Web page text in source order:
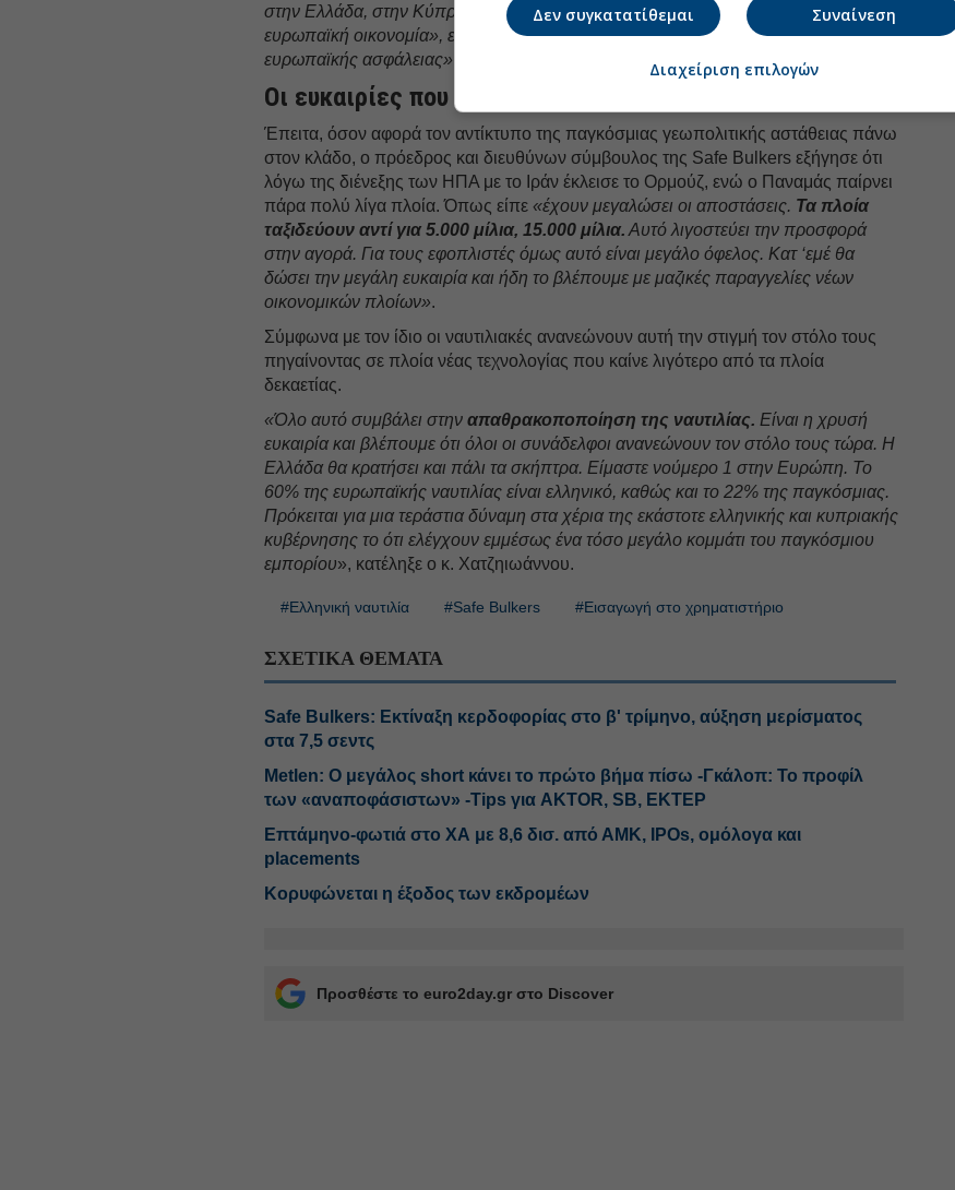
στην Ελλάδα, στην Κύπρο και σε άλλες χώρες, τα οποία να στηρίζουν την
ευρωπαϊκή οικονομία», ενώ χαρακτήρισε την ναυτιλία ως «πυλώνα της
ευρωπαϊκής ασφάλειας»
Οι ευκαιρίες που ανοίγονται για την ελληνική ναυτιλία
Έπειτα, όσον αφορά τον αντίκτυπο της παγκόσμιας γεωπολιτικής αστάθειας πάνω
στον κλάδο, ο πρόεδρος και διευθύνων σύμβουλος της Safe Bulkers εξήγησε ότι
λόγω της διένεξης των ΗΠΑ με το Ιράν έκλεισε το Ορμούζ, ενώ ο Παναμάς παίρνει
πάρα πολύ λίγα πλοία. Όπως είπε«έχουν μεγαλώσει οι αποστάσεις. Τα πλοία
ταξιδεύουν αντί για 5.000 μίλια, 15.000 μίλια. Αυτό λιγοστεύει την προσφορά
στην αγορά. Για τους εφοπλιστές όμως αυτό είναι μεγάλο όφελος. Κατ ‘εμέ θα
δώσει την μεγάλη ευκαιρία και ήδη το βλέπουμε με μαζικές παραγγελίες νέων
οικονομικών πλοίων».
Σύμφωνα με τον ίδιο οι ναυτιλιακές ανανεώνουν αυτή την στιγμή τον στόλο τους
πηγαίνοντας σε πλοία νέας τεχνολογίας που καίνε λιγότερο από τα πλοία
δεκαετίας.
«Όλο αυτό συμβάλει στην απαθρακοποποίηση της ναυτιλίας. Είναι η χρυσή
ευκαιρία και βλέπουμε ότι όλοι οι συνάδελφοι ανανεώνουν τον στόλο τους τώρα. Η
Ελλάδα θα κρατήσει και πάλι τα σκήπτρα. Είμαστε νούμερο 1 στην Ευρώπη. Το
60% της ευρωπαϊκής ναυτιλίας είναι ελληνικό, καθώς και το 22% της παγκόσμιας.
Πρόκειται για μια τεράστια δύναμη στα χέρια της εκάστοτε ελληνικής και κυπριακής
κυβέρνησης το ότι ελέγχουν εμμέσως ένα τόσο μεγάλο κομμάτι του παγκόσμιου
εμπορίου», κατέληξε ο κ. Χατζηιωάννου.
#Ελληνική ναυτιλία #Safe Bulkers #Εισαγωγή στο χρηματιστήριο
ΣΧΕΤΙΚΑ ΘΕΜΑΤΑ
Safe Bulkers: Εκτίναξη κερδοφορίας στο β' τρίμηνο, αύξηση μερίσματος
στα 7,5 σεντς
Metlen: Ο μεγάλος short κάνει το πρώτο βήμα πίσω -Γκάλοπ: Το προφίλ
των «αναποφάσιστων» -Tips για AKTOR, SB, ΕΚΤΕΡ
Επτάμηνο-φωτιά στο ΧΑ με 8,6 δισ. από ΑΜΚ, IPOs, ομόλογα και
placements
Κορυφώνεται η έξοδος των εκδρομέων
Προσθέστε το euro2day.gr στο Discover
Συναίνεση
Δεν συγκατατίθεμαι
Διαχείριση επιλογών